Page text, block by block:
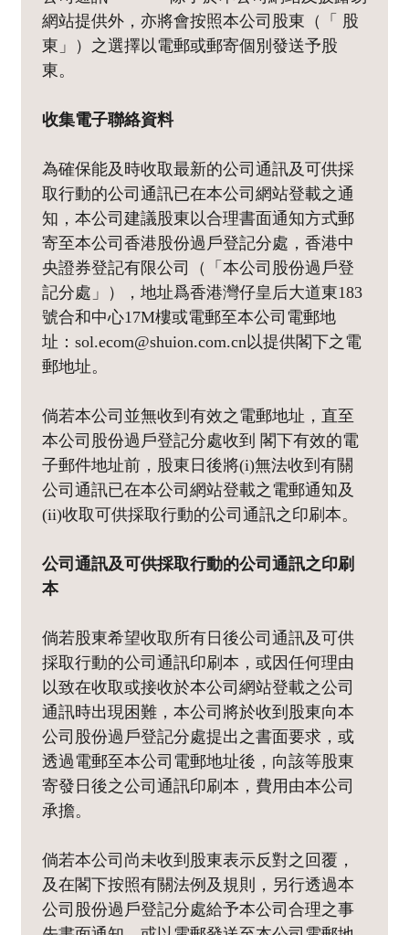
網站提供外，亦將會按照本公司股東（「 股
東」）之選擇以電郵或郵寄個別發送予股
東。
收集電子聯絡資料
為確保能及時收取最新的公司通訊及可供採
取行動的公司通訊已在本公司網站登載之通
知，本公司建議股東以合理書面通知方式郵
寄至本公司香港股份過戶登記分處，香港中
央證券登記有限公司（「本公司股份過戶登
記分處」），地址爲香港灣仔皇后大道東183
號合和中心17M樓或電郵至本公司電郵地
址：sol.ecom@shuion.com.cn以提供閣下之電
郵地址。
倘若本公司並無收到有效之電郵地址，直至
本公司股份過戶登記分處收到 閣下有效的電
子郵件地址前，股東日後將(i)無法收到有關
公司通訊已在本公司網站登載之電郵通知及
(ii)收取可供採取行動的公司通訊之印刷本。
公司通訊及可供採取行動的公司通訊之印刷
本
倘若股東希望收取所有日後公司通訊及可供
採取行動的公司通訊印刷本，或因任何理由
以致在收取或接收於本公司網站登載之公司
通訊時出現困難，本公司將於收到股東向本
公司股份過戶登記分處提出之書面要求，或
透過電郵至本公司電郵地址後，向該等股東
寄發日後之公司通訊印刷本，費用由本公司
承擔。
倘若本公司尚未收到股東表示反對之回覆，
及在閣下按照有關法例及規則，另行透過本
公司股份過戶登記分處給予本公司合理之事